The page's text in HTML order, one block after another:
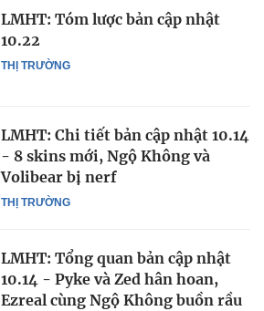
THỊ TRƯỜNG
LMHT: Tóm lược bản cập nhật
10.22
THỊ TRƯỜNG
LMHT: Chi tiết bản cập nhật 10.14
- 8 skins mới, Ngộ Không và
Volibear bị nerf
LMHT: Tổng quan bản cập nhật
10.14 - Pyke và Zed hân hoan,
Ezreal cùng Ngộ Không buồn rầu